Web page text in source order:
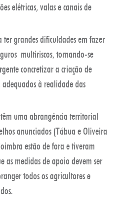
elétricas, valas e canais de
ter grandes dificuldades em fazer
multiriscos, tornando-se
concretizar a criação de
à realidade das
uma abrangência territorial
anunciados (Tábua e Oliveira
estão de fora e tiveram
as medidas de apoio devem ser
todos os agricultores e